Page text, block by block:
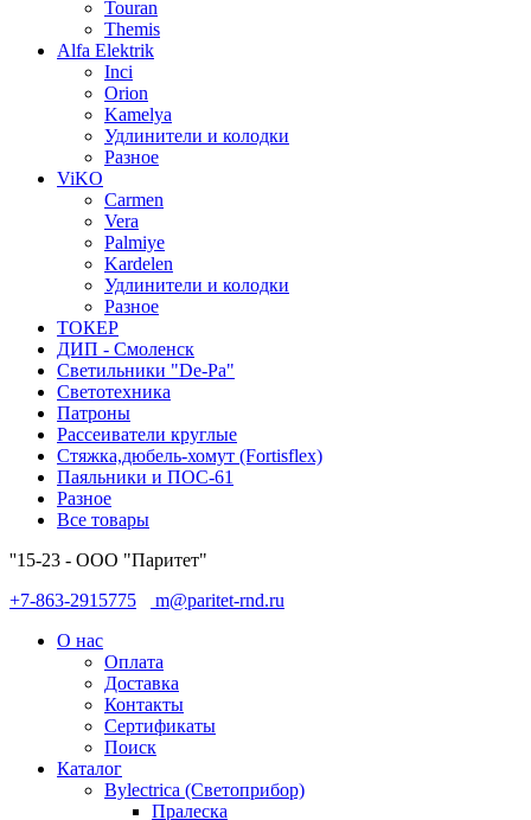
Touran
Themis
Alfa Elektrik
Inci
Orion
Kamelya
Удлинители и колодки
Разное
ViKO
Carmen
Vera
Palmiye
Kardelen
Удлинители и колодки
Разное
ТОКЕР
ДИП - Смоленск
Светильники "De-Pa"
Светотехника
Патроны
Рассеиватели круглые
Стяжка,дюбель-хомут (Fortisflex)
Паяльники и ПОС-61
Разное
Все товары
''15-23 - ООО "Паритет"
+7-863-2915775
m@paritet-rnd.ru
О нас
Оплата
Доставка
Контакты
Сертификаты
Поиск
Каталог
Bylectrica (Светоприбор)
Пралеска